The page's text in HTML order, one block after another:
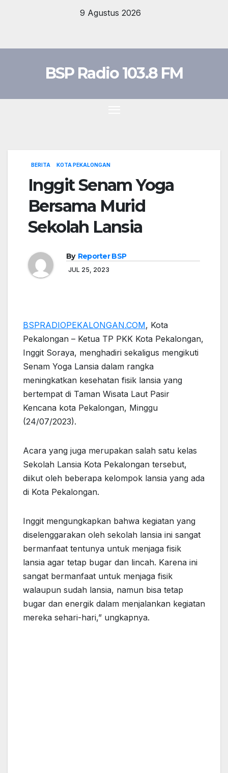
9 Agustus 2026
BSP Radio 103.8 FM
BERITA KOTA PEKALONGAN
Inggit Senam Yoga
Bersama Murid
Sekolah Lansia
By Reporter BSP
JUL 25, 2023
BSPRADIOPEKALONGAN.COM, Kota
Pekalongan – Ketua TP PKK Kota Pekalongan,
Inggit Soraya, menghadiri sekaligus mengikuti
Senam Yoga Lansia dalam rangka
meningkatkan kesehatan fisik lansia yang
bertempat di Taman Wisata Laut Pasir
Kencana kota Pekalongan, Minggu
(24/07/2023).
Acara yang juga merupakan salah satu kelas
Sekolah Lansia Kota Pekalongan tersebut,
diikut oleh beberapa kelompok lansia yang ada
di Kota Pekalongan.
Inggit mengungkapkan bahwa kegiatan yang
diselenggarakan oleh sekolah lansia ini sangat
bermanfaat tentunya untuk menjaga fisik
lansia agar tetap bugar dan lincah. Karena ini
sangat bermanfaat untuk menjaga fisik
walaupun sudah lansia, namun bisa tetap
bugar dan energik dalam menjalankan kegiatan
mereka sehari-hari,” ungkapnya.